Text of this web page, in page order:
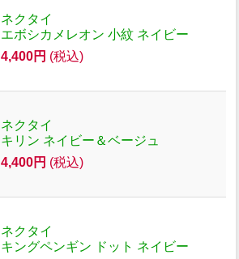
ネクタイ
エボシカメレオン 小紋 ネイビー
4,400円 (税込)
ネクタイ
キリン ネイビー＆ベージュ
4,400円 (税込)
ネクタイ
キングペンギン ドット ネイビー